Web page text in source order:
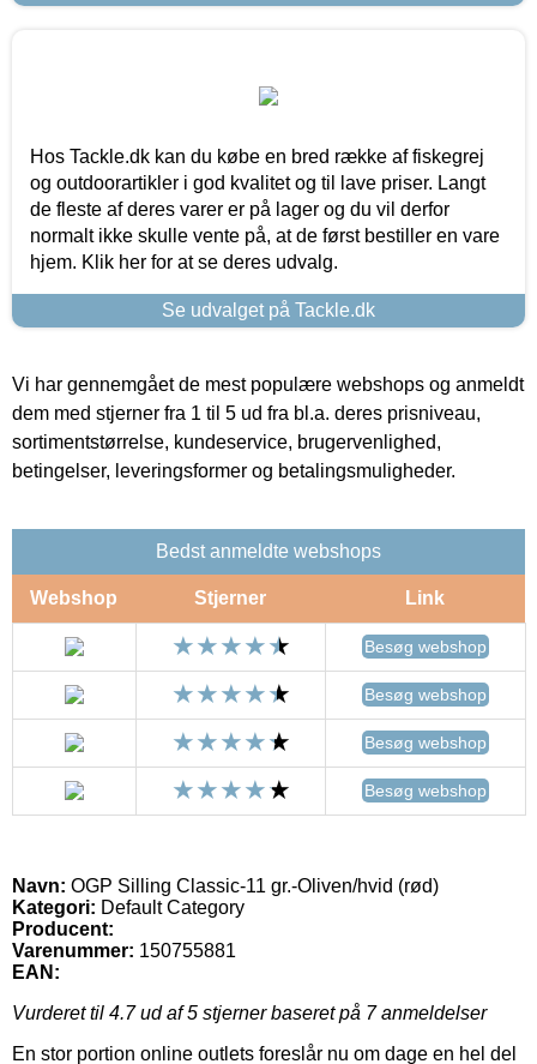
Hos Tackle.dk kan du købe en bred række af fiskegrej
og outdoorartikler i god kvalitet og til lave priser. Langt
de fleste af deres varer er på lager og du vil derfor
normalt ikke skulle vente på, at de først bestiller en vare
hjem. Klik her for at se deres udvalg.
Se udvalget på Tackle.dk
Vi har gennemgået de mest populære webshops og anmeldt
dem med stjerner fra 1 til 5 ud fra bl.a. deres prisniveau,
sortimentstørrelse, kundeservice, brugervenlighed,
betingelser, leveringsformer og betalingsmuligheder.
Bedst anmeldte webshops
Webshop Stjerner Link
Besøg webshop
Besøg webshop
Besøg webshop
Besøg webshop
Navn: OGP Silling Classic-11 gr.-Oliven/hvid (rød)
Kategori: Default Category
Producent:
Varenummer: 150755881
EAN:
Vurderet til 4.7ud af 5 stjerner baseret på 7anmeldelser
En stor portion online outlets foreslår nu om dage en hel del